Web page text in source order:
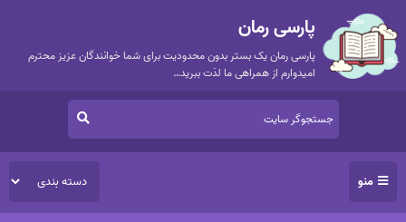
پارسی رمان
پارسی رمان یک بستر بدون محدودیت برای شما خوانندگان عزیز محترم
امیدوارم از همراهی ما لذت ببرید…
منو